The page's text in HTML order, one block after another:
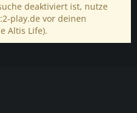
deaktiviert ist, nutze
play.de vor deinen
Altis Life).